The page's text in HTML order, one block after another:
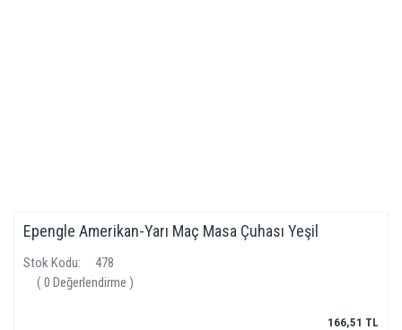
Epengle Amerikan-Yarı Maç Masa Çuhası Yeşil
Stok Kodu
478
( 0 Değerlendirme )
166,51 TL